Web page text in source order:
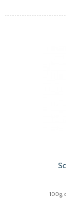
100g,